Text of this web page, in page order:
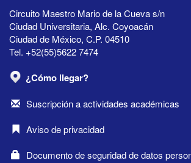
Circuito Maestro Mario de la Cueva s/n
Ciudad Universitaria, Alc. Coyoacán
Ciudad de México, C.P. 04510
Tel. +52(55)5622 7474
¿Cómo llegar?
Suscripción a actividades académicas
Aviso de privacidad
Documento de seguridad de datos